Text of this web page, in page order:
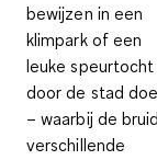
bewijzen in een
klimpark of een
leuke speurtocht
door de stad
– waarbij de bruid
verschillende